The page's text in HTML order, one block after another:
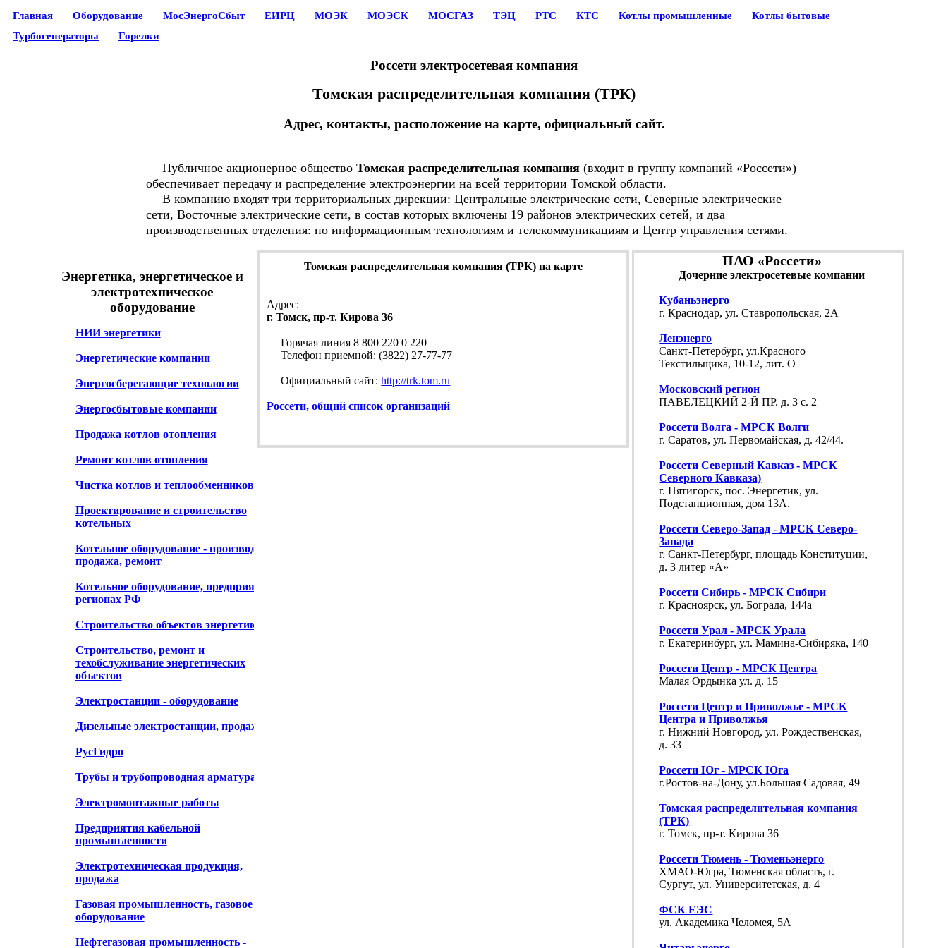
Главная Оборудование МосЭнергоСбыт ЕИРЦ МОЭК МОЭСК МОСГАЗ ТЭЦ РТС КТС Котлы промышленные
Котлы бытовые
Турбогенераторы
Горелки
Россети электросетевая компания
Томская распределительная компания (ТРК)
Адрес, контакты, расположение на карте, официальный сайт.
Публичное акционерное обществоТомская распределительная компания (входит в группу компаний «Россети»)
обеспечивает передачу и распределение электроэнергии на всей территории Томской области.
В компанию входят три территориальных дирекции: Центральные электрические сети, Северные электрические
сети, Восточные электрические сети, в состав которых включены 19 районов электрических сетей, и два
производственных отделения: по информационным технологиям и телекоммуникациям и Центр управления сетями.
Энергетика, энергетическое и
электротехническое
оборудование
НИИ энергетики
Энергетические компании
Энергосберегающие технологии
Энергосбытовые компании
Продажа котлов отопления
Ремонт котлов отопления
Чистка котлов и теплообменников
Проектирование и строительство
котельных
Котельное оборудование - производство,
продажа, ремонт
Котельное оборудование, предприятия в
регионах РФ
Строительство объектов энергетики
Строительство, ремонт и
техобслуживание энергетических
объектов
Электростанции - оборудование
Дизельные электростанции, продажа
РусГидро
Трубы и трубопроводная арматура
Электромонтажные работы
Предприятия кабельной
промышленности
Электротехническая продукция,
продажа
Газовая промышленность, газовое
оборудование
Нефтегазовая промышленность -
Томская распределительная компания (ТРК) на карте
Адрес:
г. Томск, пр-т. Кирова 36
Горячая линия 8 800 220 0 220
Телефон приемной: (3822) 27-77-77
Официальный сайт:http://trk.tom.ru
Россети, общий список организаций
ПАО «Россети»
Дочерние электросетевые компании
Кубаньэнерго
г. Краснодар, ул. Ставропольская, 2А
Ленэнерго
Санкт-Петербург, ул.Красного
Текстильщика, 10-12, лит. О
Московский регион
ПАВЕЛЕЦКИЙ 2-Й ПР. д. 3 с. 2
Россети Волга - МРСК Волги
г. Саратов, ул. Первомайская, д. 42/44.
Россети Северный Кавказ - МРСК
Северного Кавказа)
г. Пятигорск, пос. Энергетик, ул.
Подстанционная, дом 13А.
Россети Северо-Запад - МРСК Северо-
Запада
г. Санкт-Петербург, площадь Конституции,
д. 3 литер «А»
Россети Сибирь - МРСК Сибири
г. Красноярск, ул. Бограда, 144а
Россети Урал - МРСК Урала
г. Екатеринбург, ул. Мамина-Сибиряка, 140
Россети Центр - МРСК Центра
Малая Ордынка ул. д. 15
Россети Центр и Приволжье - МРСК
Центра и Приволжья
г. Нижний Новгород, ул. Рождественская,
д. 33
Россети Юг - МРСК Юга
г.Ростов-на-Дону, ул.Большая Садовая, 49
Томская распределительная компания
(ТРК)
г. Томск, пр-т. Кирова 36
Россети Тюмень - Тюменьэнерго
ХМАО-Югра, Тюменская область, г.
Сургут, ул. Университетская, д. 4
ФСК ЕЭС
ул. Академика Челомея, 5А